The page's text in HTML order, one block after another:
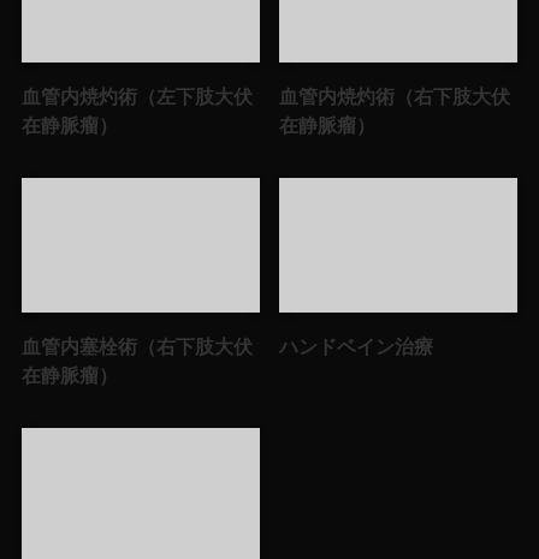
血管内焼灼術（左下肢大伏
在静脈瘤）
血管内焼灼術（右下肢大伏
在静脈瘤）
血管内塞栓術（右下肢大伏
在静脈瘤）
ハンドベイン治療